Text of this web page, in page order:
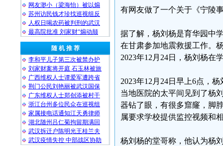
网友渺小（梁海怡）被以煽
苏州访民钱才珍找巡视组反
人权日喝农药被判刑的武汉
最高院批准 刘家财“煽动颠
随 机 推 荐
李和平儿子第三次被禁办护
刘家财案将开庭 石玉林被旅
广西维权人士谭爱军遭跨省
荆门公民刘艳丽被武汉国保
广东维权人士郑创添被村干
浙江台州多位民众在巡视组
家属接电话通知江天勇律师
湖北随州吕仁菊拘留期满回
武汉拆迁户陈明光王桂兰夫
武汉疫情失控 中部战区协助
有网友做了一个关于《宁陵
据了解，杨刘杨是育华园中
在甘肃参加地震救援工作。
2023年12月24日，杨刘杨在
2023年12月24日早上6点，
当地医院的太平间见到了杨
器钻了眼，有很多窟窿，脚
属要求学校提供监控视频和
杨刘杨的堂哥称，他认为杨